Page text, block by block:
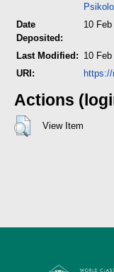
Date
Deposited:
10
Last Modified: 10
URI:
Actions
View Item